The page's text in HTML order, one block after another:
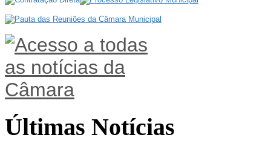
Últimas Notícias